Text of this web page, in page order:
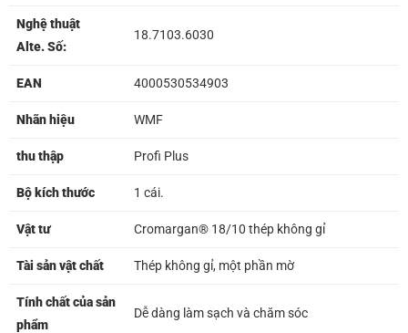
Nghệ thuật
Alte. Số:
18.7103.6030
EAN 4000530534903
Nhãn hiệu WMF
thu thập Profi Plus
Bộ kích thước 1 cái.
Vật tư Cromargan® 18/10 thép không gỉ
Tài sản vật chất Thép không gỉ, một phần mờ
Tính chất của sản
phẩm
Dễ dàng làm sạch và chăm sóc